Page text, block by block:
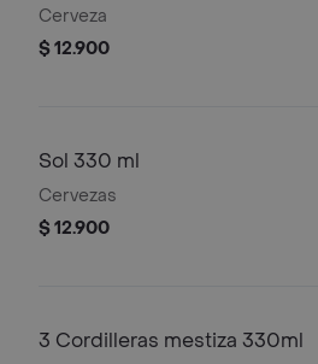
Cerveza
$ 12.900
Sol 330 ml
Cervezas
$ 12.900
3 Cordilleras mestiza 330ml